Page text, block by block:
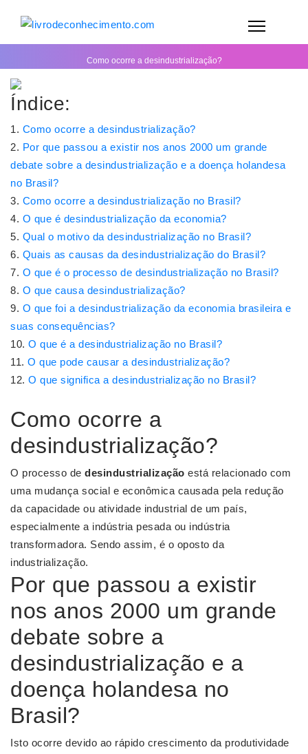
Como ocorre a desindustrialização?
Índice:
Como ocorre a desindustrialização?
Por que passou a existir nos anos 2000 um grande
debate sobre a desindustrialização e a doença holandesa
no Brasil?
Como ocorre a desindustrialização no Brasil?
O que é desindustrialização da economia?
Qual o motivo da desindustrialização no Brasil?
Quais as causas da desindustrialização do Brasil?
O que é o processo de desindustrialização no Brasil?
O que causa desindustrialização?
O que foi a desindustrialização da economia brasileira e
suas consequências?
O que é a desindustrialização no Brasil?
O que pode causar a desindustrialização?
O que significa a desindustrialização no Brasil?
Como ocorre a
desindustrialização?
O processo de desindustrialização está relacionado com
uma mudança social e econômica causada pela redução
da capacidade ou atividade industrial de um país,
especialmente a indústria pesada ou indústria
transformadora. Sendo assim, é o oposto da
industrialização.
Por que passou a existir
nos anos 2000 um grande
debate sobre a
desindustrialização e a
doença holandesa no
Brasil?
Isto ocorre devido ao rápido crescimento da produtividade